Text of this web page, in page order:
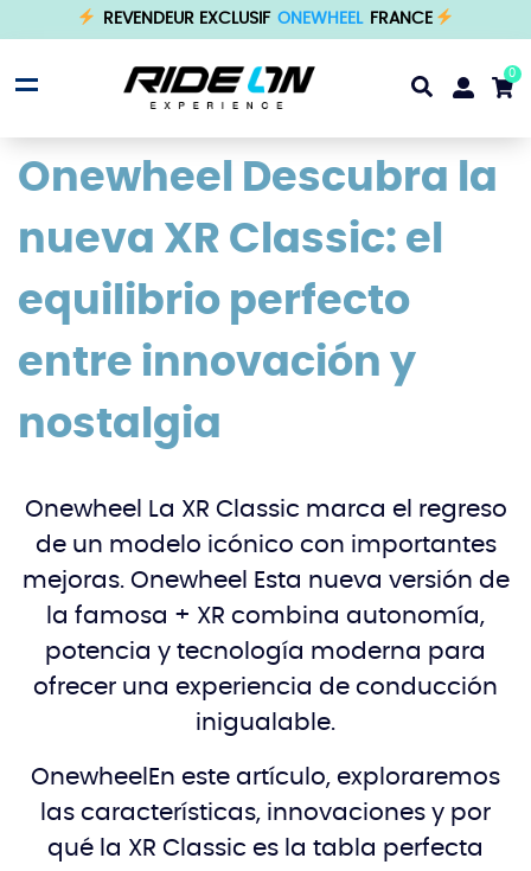
REVENDEUR EXCLUSIF ONEWHEEL FRANCE
0
Onewheel Descubra la
nueva XR Classic: el
equilibrio perfecto
entre innovación y
nostalgia
Onewheel La XR Classic marca el regreso
de un modelo icónico con importantes
mejoras. Onewheel Esta nueva versión de
la famosa + XR combina autonomía,
potencia y tecnología moderna para
ofrecer una experiencia de conducción
inigualable.
OnewheelEn este artículo, exploraremos
las características, innovaciones y por
qué la XR Classic es la tabla perfecta